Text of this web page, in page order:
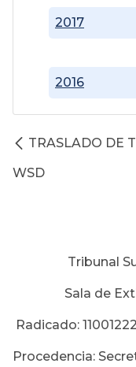
2016
2017
TRASLADO DE
WSD
Tribunal
Sala de
Radicado:
Procedencia: